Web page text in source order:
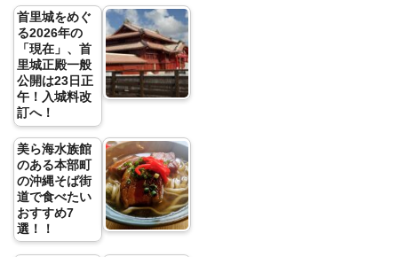
首里城をめぐ
る2026年の
「現在」、首
里城正殿一般
公開は23日正
午！入城料改
訂へ！
美ら海水族館
のある本部町
の沖縄そば街
道で食べたい
おすすめ7
選！！